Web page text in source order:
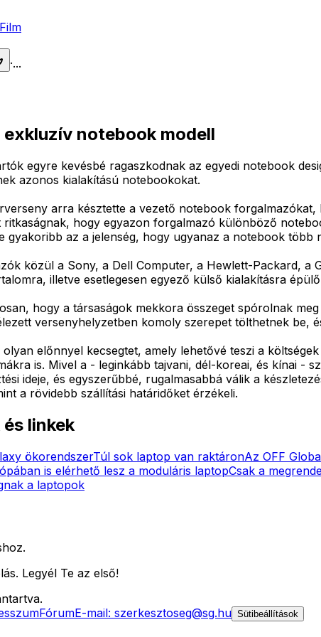
Film
·...
exkluzív notebook modell
egyre kevésbé ragaszkodnak az egyedi notebook
azonos kialakítású notebookokat.
arra késztette a vezető notebook
hogy egyazon forgalmazó különböző
gyakoribb az a jelenség, hogy ugyanaz a notebook több
közül a Sony, a Dell Computer, a Hewlett-Packard,
illetve esetlegesen egyező külső kialakításra
hogy a társaságok mekkora összeget spórolnak
versenyhelyzetben komoly szerepet tölthetnek be,
előnnyel kecsegtet, amely lehetővé teszi a
is. Mivel a - leginkább tajvani, dél-koreai, és kínai -
ideje, és egyszerűbbé, rugalmasabbá válik a
a rövidebb szállítási határidőket érzékeli.
linkek
ökorendszerTúl sok laptop van raktáronAz OFF
is elérhető lesz a moduláris laptopCsak a
a laptopok
Legyél Te az első!
FórumE-mail: szerkesztoseg@sg.hu Sütibeállítások